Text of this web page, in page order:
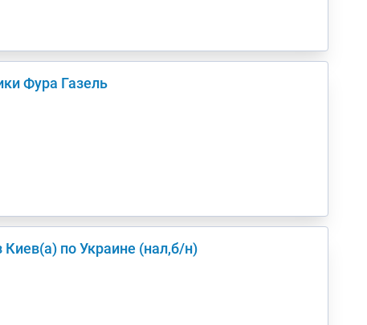
Фура Газель
догрузом в/из Киев(а) по Украине (нал,б/н)